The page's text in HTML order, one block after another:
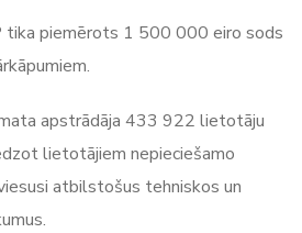
tika piemērots 1 500 000 eiro sods
apstrādāja 433 922 lietotāju
lietotājiem nepieciešamo
atbilstošus tehniskos un